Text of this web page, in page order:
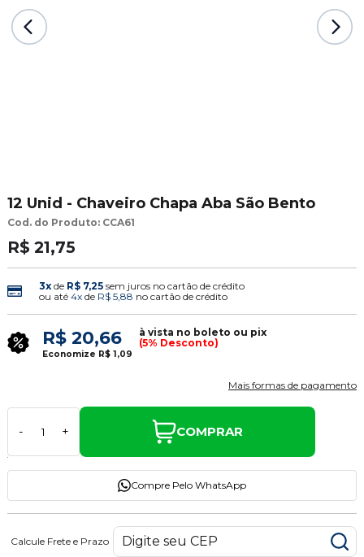
12 Unid - Chaveiro Chapa Aba São Bento
Cod. do Produto: CCA61
R$ 21,75
3xde R$ 7,25 sem juros no cartão de crédito
ou até 4xde R$ 5,88 no cartão de crédito
R$ 20,66
à vista no boleto ou pix
(5% Desconto)
Economize R$ 1,09
Mais formas de pagamento
- + COMPRAR
Compre Pelo WhatsApp
Calcule Frete e Prazo